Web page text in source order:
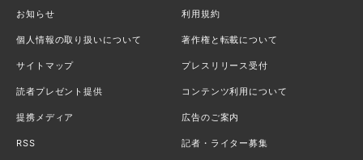
お知らせ 利用規約
個人情報の取り扱いについて 著作権と転載について
サイトマップ プレスリリース受付
読者プレゼント提供 コンテンツ利用について
提携メディア 広告のご案内
RSS 記者・ライター募集